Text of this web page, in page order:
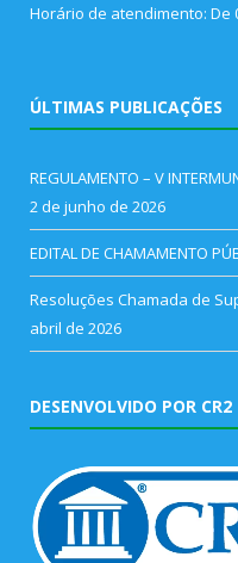
Horário de atendimento: De
ÚLTIMAS PUBLICAÇÕES
REGULAMENTO – V
2 de junho de 2026
EDITAL DE CHAMAMENTO
Resoluções Chamada de
abril de 2026
DESENVOLVIDO POR CR2